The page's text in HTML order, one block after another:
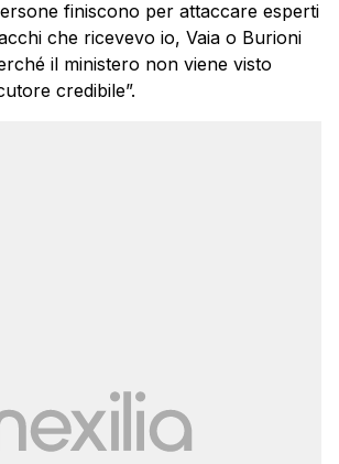
finiscono per attaccare esperti
che ricevevo io, Vaia o Burioni
il ministero non viene visto
credibile”.